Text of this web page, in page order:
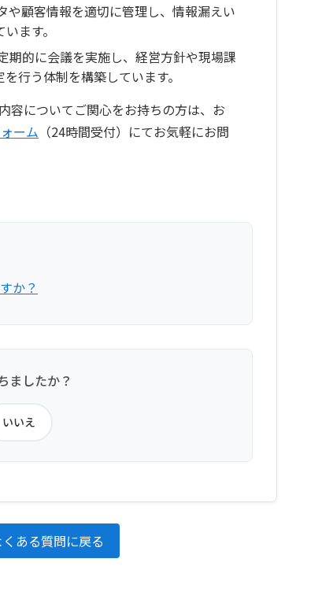
や顧客情報を適切に管理し、情報漏えい
ます。
期的に会議を実施し、経営方針や現場課
行う体制を構築しています。
容についてご関心をお持ちの方は、お
ーム （24時間受付）にてお気軽にお問
か？
ましたか？
いいえ
くある質問に戻る